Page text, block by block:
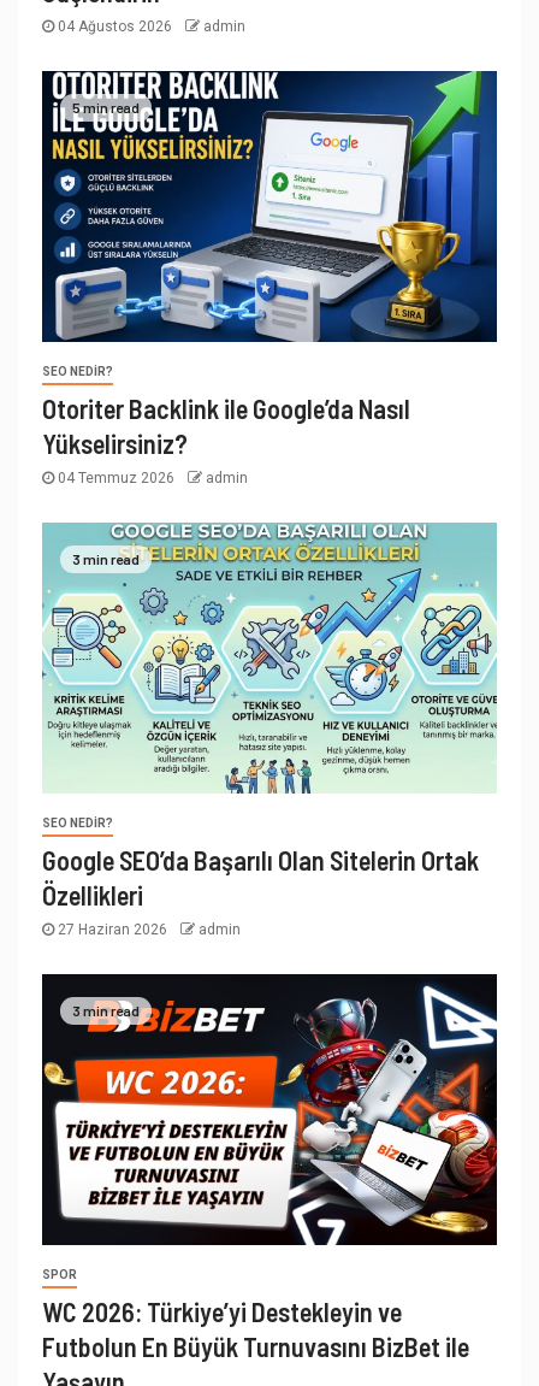
04 Ağustos 2026 admin
5 min read
SEO NEDIR?
Otoriter Backlink ile Google’da Nasıl
Yükselirsiniz?
04 Temmuz 2026 admin
3 min read
SEO NEDIR?
Google SEO’da Başarılı Olan Sitelerin Ortak
Özellikleri
27 Haziran 2026 admin
3 min read
SPOR
WC 2026: Türkiye’yi Destekleyin ve
Futbolun En Büyük Turnuvasını BizBet ile